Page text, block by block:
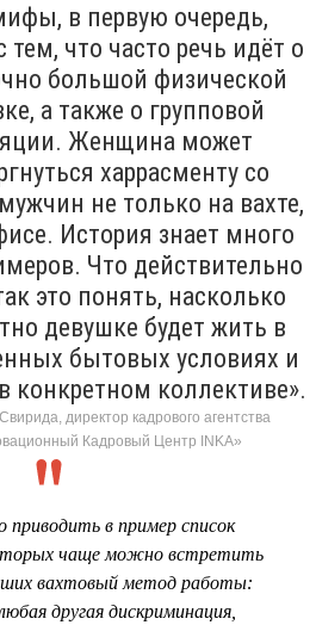
в первую очередь,
тем, что часто речь идёт о
большой физической
а также о групповой
Женщина может
харрасменту со
не только на вахте,
История знает много
Что действительно
это понять, насколько
девушке будет жить в
бытовых условиях и
конкретном коллективе».
директор кадрового агентства
Кадровый Центр INKA»
в пример список
чаще можно встретить
вахтовый метод работы:
другая дискриминация,